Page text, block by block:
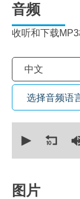
音频
收听和下载MP3
选择语言
中文
选择音频语
seconds
seconds
图片